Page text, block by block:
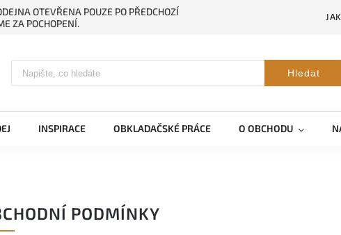
OTEVŘENA POUZE PO PŘEDCHOZÍ
ZA POCHOPENÍ.
Hledat
INSPIRACE OBKLADAČSKÉ PRÁCE O OBCHODU
PODMÍNKY